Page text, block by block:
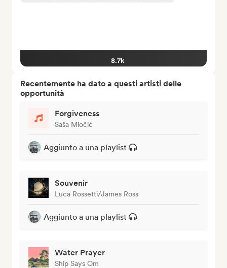
8.7k
Recentemente ha dato a questi artisti delle
opportunità
Forgiveness
Saša Miočić
Aggiunto a una playlist
Souvenir
Luca Rossetti/James Ross
Aggiunto a una playlist
Water Prayer
Ship Says Om